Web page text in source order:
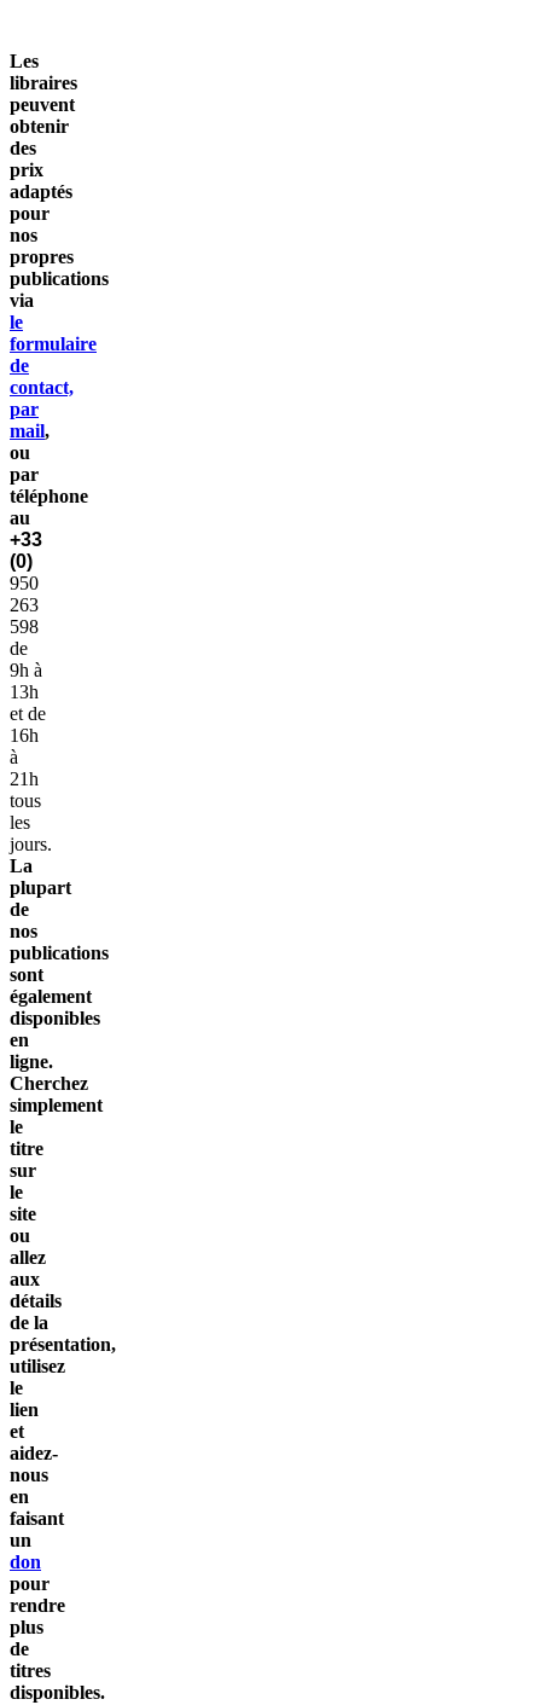
Les
libraires
peuvent
obtenir
des
prix
adaptés
pour
nos
propres
publications
via
le
formulaire
de
contact,
par
mail,
ou
par
téléphone
au
+33
(0)
950
263
598
de
9h à
13h
et de
16h
à
21h
tous
les
jours.
La
plupart
de
nos
publications
sont
également
disponibles
en
ligne.
Cherchez
simplement
le
titre
sur
le
site
ou
allez
aux
détails
de la
présentation,
utilisez
le
lien
et
aidez-
nous
en
faisant
un
don
pour
rendre
plus
de
titres
disponibles.